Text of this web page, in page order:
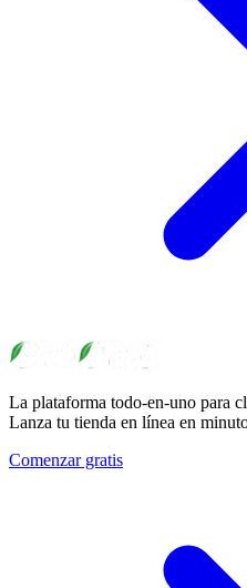
La plataforma todo-en-uno para
Lanza tu tienda en línea en
Comenzar gratis